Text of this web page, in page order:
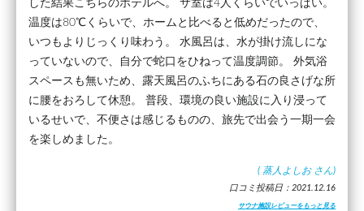
した結果こちらのホテルへ。 サ室は4人くらいでいっぱい。
温度は80℃くらいで、ホームと比べると低めだったので、
いつもよりじっくり味わう。 水風呂は、水が掛け流しにな
っていないので、自分で蛇口をひねって温度調節。 外気浴
スペースも無いため、露天風呂のふちにある石の良さげな所
に腰をおろして休憩。 普段、環境の良い施設に入り浸って
いるせいで、不便さは感じるものの、旅先で出会う一期一会
を楽しめました。
( 蒸人よしお さん)
口コミ投稿日：2021.12.16
サウナ施設レビューをもっと見る